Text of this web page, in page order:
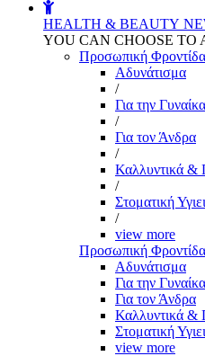
HEALTH & BEAUTY
YOU CAN CHOOSE TO
Προσωπική Φροντίδα
Αδυνάτισμα
/
Για την Γυναίκα
/
Για τον Άνδρα
/
Καλλυντικά &
/
Στοματική
/
view more
Προσωπική Φροντίδα
Αδυνάτισμα
Για την Γυναίκα
Για τον Άνδρα
Καλλυντικά &
Στοματική
view more